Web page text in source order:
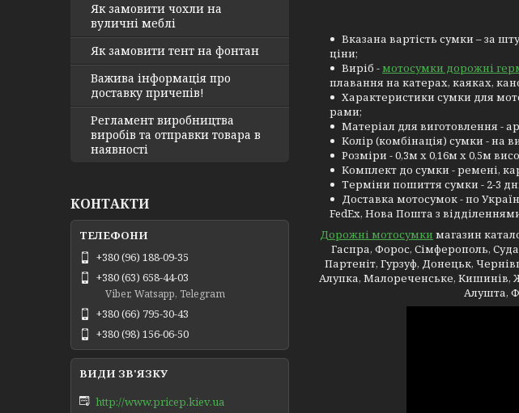
Вказана вартість сумки – за
ціни;
Виріб -мотосумки дорожні
плавання на катерах, каяках,
Характеристики сумки для
рами;
Матеріал для виготовлення -
Колір (комбінація) сумки - на
Розміри - 0,3м х 0,16м х 0,5м
Комплект до сумки - ремені,
Терміни пошиття сумки - 2-3
Доставка мотосумок - по
FedEx, Нова Пошта з
Дорожні мотосумки магазин
Гаспра, Форос, Сімферополь,
Партеніт, Гурзуф, Донецьк,
Алупка, Малореченське, Кишинів,
Алушта,
Як замовити чохли на
вуличні меблі
Як замовити тент на фонтан
Важива інформація про
доставку причепів!
Регламент виробництва
виробів та отправки товара в
наявності
КОНТАКТИ
+380 (96) 188-09-35
+380 (63) 658-44-03
Viber, Watsapp, Telegram
+380 (66) 795-30-43
+380 (98) 156-06-50
http://www.pricep.kiev.ua